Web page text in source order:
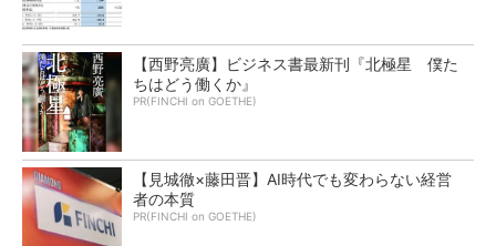
【西野亮廣】ビジネス書最新刊『北極星 僕た
ちはどう働くか』
PR(FINCHI on GOETHE)
【見城徹×藤田晋】AI時代でも変わらない経営
者の本質
PR(FINCHI on GOETHE)